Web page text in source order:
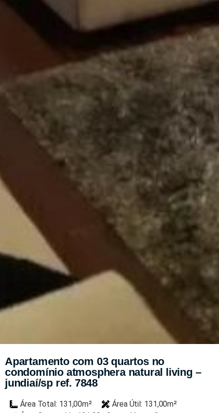
Apartamento com 03 quartos no
condomínio atmosphera natural living –
jundiaí/sp ref. 7848
Área Total: 131,00m²
Área Útil: 131,00m²